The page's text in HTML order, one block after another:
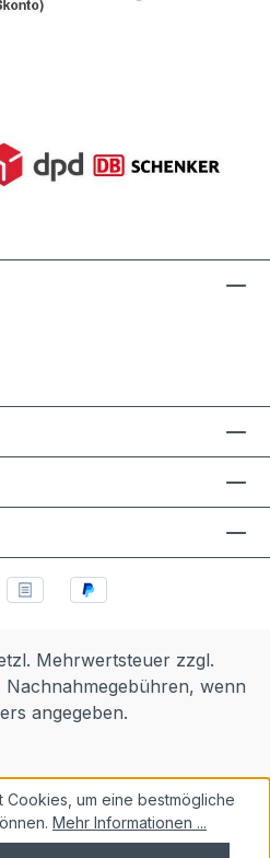
Mehrwertsteuer zzgl.
Nachnahmegebühren, wenn
angegeben.
um eine bestmögliche
Mehr Informationen ...